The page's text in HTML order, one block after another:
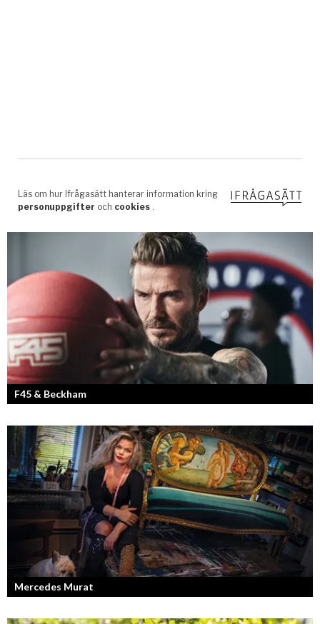
F45 & Beckham
F45 Training med partners som bland annat Mark Wahlberg och
David Beckham i spetsen har nått stora framgångar med sina
träningsstudios...
Mercedes Murat